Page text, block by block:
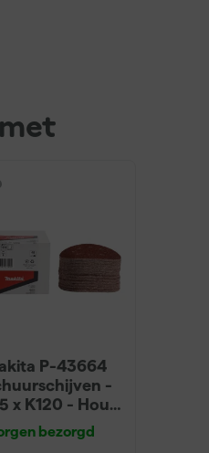
P-43664
-
x K120 - Hout
bezorgd